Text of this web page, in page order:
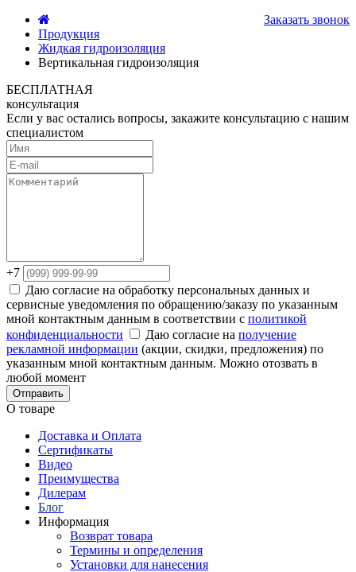
Заказать звонок
Продукция
Жидкая гидроизоляция
Вертикальная гидроизоляция
БЕСПЛАТНАЯ
консультация
Если у вас остались вопросы, закажите консультацию с нашим
специалистом
+7
Даю согласие на обработку персональных данных и
сервисные уведомления по обращению/заказу по указанным
мной контактным данным в соответствии с политикой
конфиденциальности
Даю согласие на получение
рекламной информации (акции, скидки, предложения) по
указанным мной контактным данным. Можно отозвать в
любой момент
Отправить
О товаре
Доставка и Оплата
Сертификаты
Видео
Преимущества
Дилерам
Блог
Информация
Возврат товара
Термины и определения
Установки для нанесения